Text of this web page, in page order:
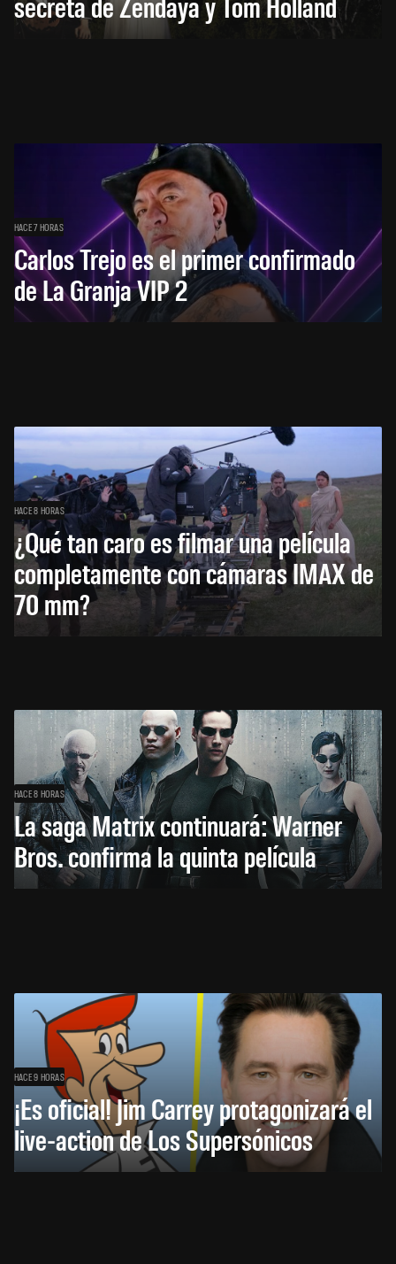
HACE 7 HORAS
Carlos Trejo es el primer confirmado
de La Granja VIP 2
HACE 8 HORAS
¿Qué tan caro es filmar una película
completamente con cámaras IMAX de
70 mm?
HACE 8 HORAS
La saga Matrix continuará: Warner
Bros. confirma la quinta película
HACE 9 HORAS
¡Es oficial! Jim Carrey protagonizará el
live-action de Los Supersónicos